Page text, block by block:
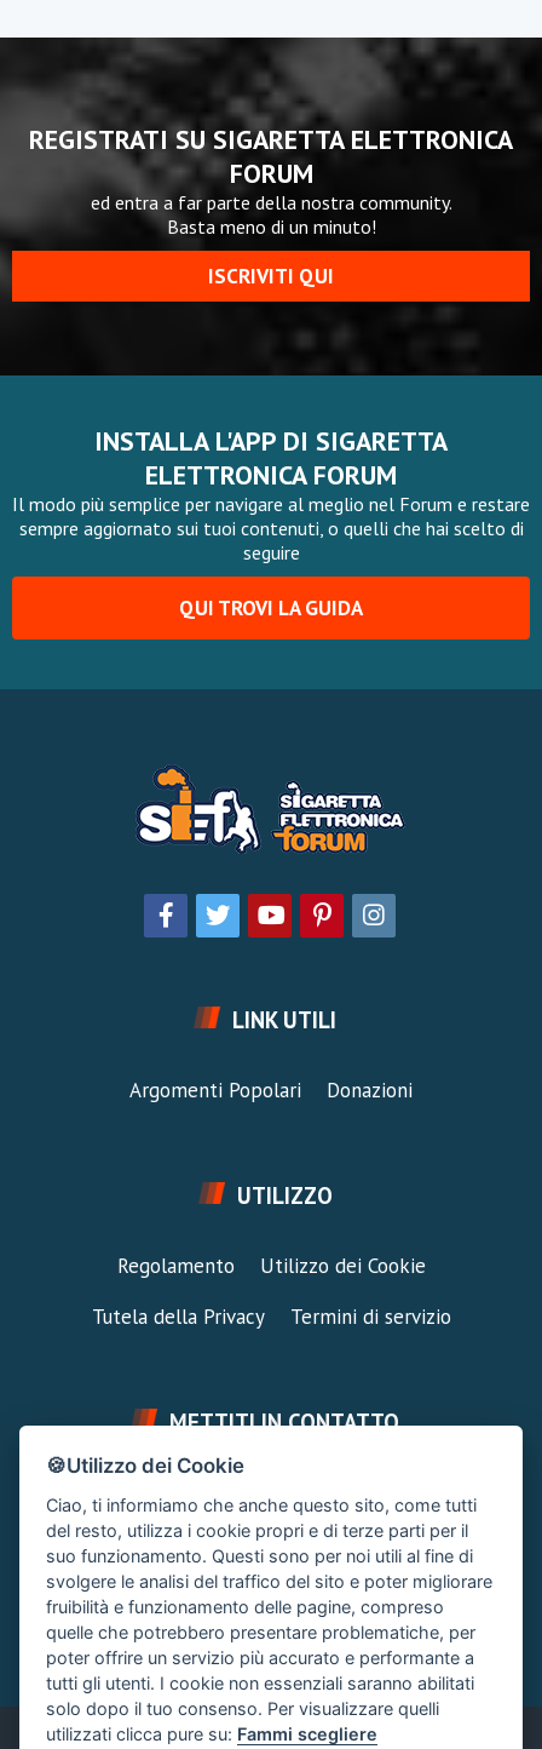
REGISTRATI SU SIGARETTA ELETTRONICA
FORUM
ed entra a far parte della nostra community.
Basta meno di un minuto!
ISCRIVITI QUI
INSTALLA L'APP DI SIGARETTA
ELETTRONICA FORUM
Il modo più semplice per navigare al meglio nel Forum e restare
sempre aggiornato sui tuoi contenuti, o quelli che hai scelto di
seguire
QUI TROVI LA GUIDA
LINK UTILI
Argomenti Popolari Donazioni
UTILIZZO
Regolamento
Utilizzo dei Cookie
Tutela della Privacy
Termini di servizio
METTITI IN CONTATTO
FAI UNA DOMANDA
Chiedi un Consiglio
Area Ticket
CONTATTA L'AMMINISTRAZIONE
Clicca quì
🍪Utilizzo dei Cookie
Ciao, ti informiamo che anche questo sito, come tutti
del resto, utilizza i cookie propri e di terze parti per il
suo funzionamento. Questi sono per noi utili al fine di
svolgere le analisi del traffico del sito e poter migliorare
fruibilità e funzionamento delle pagine, compreso
quelle che potrebbero presentare problematiche, per
poter offrire un servizio più accurato e performante a
tutti gli utenti. I cookie non essenziali saranno abilitati
solo dopo il tuo consenso. Per visualizzare quelli
utilizzati clicca pure su: Fammi scegliere